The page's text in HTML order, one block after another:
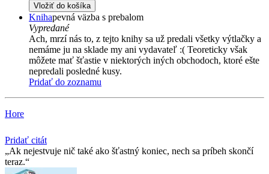
Vložiť do košíka
Knihapevná väzba s prebalom
Vypredané
Ach, mrzí nás to, z tejto knihy sa už predali všetky výtlačky a
nemáme ju na sklade my ani vydavateľ :( Teoreticky však
môžete mať šťastie v niektorých iných obchodoch, ktoré ešte
nepredali posledné kusy.
Pridať do zoznamu
Hore
Pridať citát
Ak nejestvuje nič také ako šťastný koniec, nech sa príbeh skončí
teraz.